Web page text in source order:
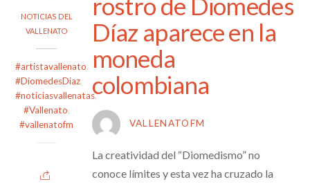
NOTICIAS DEL
VALLENATO
#artistavallenato,
#DiomedesDiaz,
#noticiasvallenatas,
#Vallenato,
#vallenatofm
Díaz aparece en la
moneda
colombiana
VALLENATOFM
La creatividad del “Diomedismo” no
conoce límites y esta vez ha cruzado la